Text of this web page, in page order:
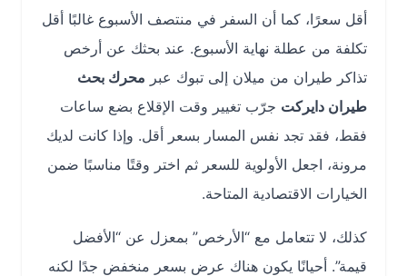
أقل سعرًا، كما أن السفر في منتصف الأسبوع غالبًا أقل
تكلفة من عطلة نهاية الأسبوع. عند بحثك عن أرخص
تذاكر طيران من ميلان إلى تبوك عبرمحرك بحث
طيران دايركتجرّب تغيير وقت الإقلاع بضع ساعات
فقط، فقد تجد نفس المسار بسعر أقل. وإذا كانت لديك
مرونة، اجعل الأولوية للسعر ثم اختر وقتًا مناسبًا ضمن
الخيارات الاقتصادية المتاحة.
كذلك، لا تتعامل مع “الأرخص” بمعزل عن “الأفضل
قيمة”. أحيانًا يكون هناك عرض بسعر منخفض جدًا لكنه